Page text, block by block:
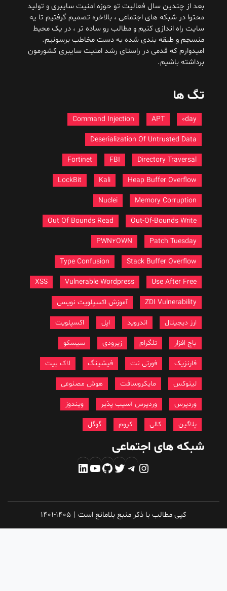
بعد از چندین سال فعالیت تو حوزه امنیت سایبری و تولید
محتوا در شبکه های اجتماعی ، بالاخره تصمیم گرفتیم تا یه
سایت راه اندازی کنیم و مطالب رو ساده تر ، در یک محیط
منسجم و طبقه بندی شده به دست مخاطب برسونیم.
امیدوارم که قدمی در راستای رشد امنیت سایبری کشورمون
برداشته باشیم.
تگ ها
Command Injection
Deserialization Of Untrusted Data
Directory Traversal
Fortinet
Heap Buffer Overflow
LockBit
Memory Corruption
Nuclei
Out-Of-Bounds Write
Out Of Bounds Read
Patch Tuesday
PWN2OWN
Stack Buffer Overflow
Type Confusion
Use After Free
Vulnerable Wordpress
ZDI Vulnerability آموزش اکسپلویت نویسی
ارز دیجیتال اندروید اکسپلویت
باج افزار تلگرام زیرودی سیسکو
فارنزیک فورتی نت فیشینگ لاک بیت
لینوکس مایکروسافت هوش مصنوعی
وردپرس وردپرس آسیب پذیر ویندوز
پلاگین
شبکه های اجتماعی
اینستاگرم
تلگرام
توییتر
گیت‌هاب
یوتیوب
لینکداین
کپی مطالب با ذکر منبع بلامانع است |
1401-1405